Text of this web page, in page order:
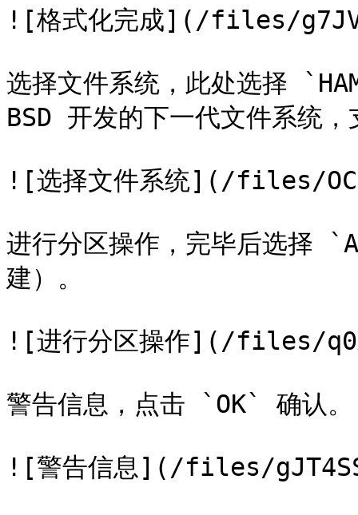
![格式化完成](/files/
选择文件系统，此处选择
BSD 开发的下一代文件系统
![选择文件系统](/files/
进行分区操作，完毕后选择
建）。
![进行分区操作](/files/
警告信息，点击 `OK` 确认。
![警告信息](/files/